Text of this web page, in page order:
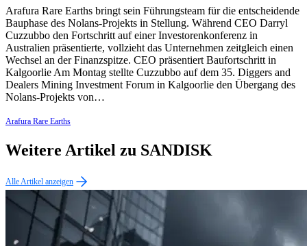
Arafura Rare Earths bringt sein Führungsteam für die entscheidende
Bauphase des Nolans-Projekts in Stellung. Während CEO Darryl
Cuzzubbo den Fortschritt auf einer Investorenkonferenz in
Australien präsentierte, vollzieht das Unternehmen zeitgleich einen
Wechsel an der Finanzspitze. CEO präsentiert Baufortschritt in
Kalgoorlie Am Montag stellte Cuzzubbo auf dem 35. Diggers and
Dealers Mining Investment Forum in Kalgoorlie den Übergang des
Nolans-Projekts von…
Arafura Rare Earths
Weitere Artikel zu SANDISK
Alle Artikel anzeigen